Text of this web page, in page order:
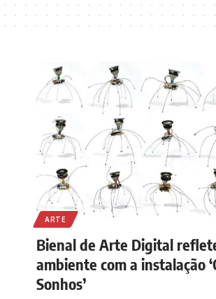
ARTE
Bienal de Arte Digital
ambiente com a instalação
Sonhos’